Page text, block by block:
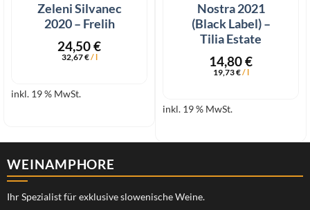
Zeleni Silvanec
2020 – Frelih
24,50€
32,67€/l
inkl. 19 % MwSt.
Nostra 2021
(Black Label) –
Tilia Estate
14,80€
19,73€/l
inkl. 19 % MwSt.
WEINAMPHORE
Ihr Spezialist für exklusive slowenische Weine.